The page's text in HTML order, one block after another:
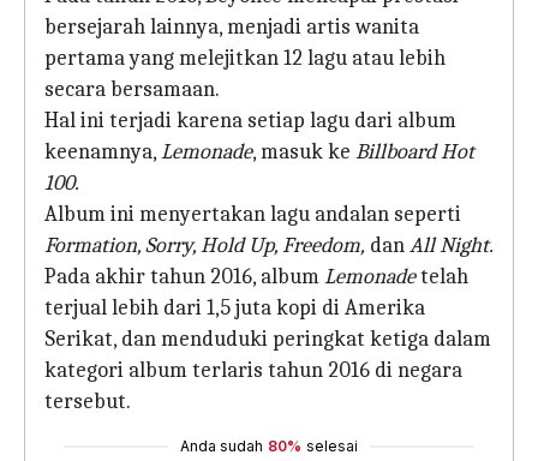
bersejarah lainnya, menjadi artis wanita
pertama yang melejitkan 12 lagu atau lebih
secara bersamaan.
Hal ini terjadi karena setiap lagu dari album
keenamnya,Lemonade, masuk ke Billboard Hot
100.
Album ini menyertakan lagu andalan seperti
Formation, Sorry, Hold Up, Freedom, danAll Night.
Pada akhir tahun 2016, albumLemonadetelah
terjual lebih dari 1,5 juta kopi di Amerika
Serikat, dan menduduki peringkat ketiga dalam
kategori album terlaris tahun 2016 di negara
tersebut.
Anda sudah 80% selesai